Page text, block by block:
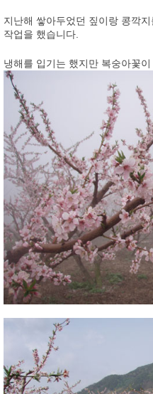
지난해 쌓아두었던 짚이랑 콩깍
작업을 했습니다.
냉해를 입기는 했지만 복숭아꽃이